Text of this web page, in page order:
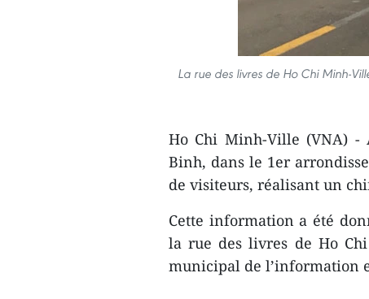
La rue des livres de Ho Chi Minh-
Ho Chi Minh-Ville (VNA) -
Binh, dans le 1er
de visiteurs, réalisant un
Cette information a été
la rue des livres de Ho
municipal de l’information